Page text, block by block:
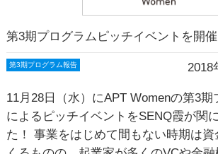
第3期プログラムピッチイベントを開催
第3期プログラム報告 2018
11月28日（水）にAPT Womenの第3
によるピッチイベントをSENQ霞が関
た！ 事業をはじめて間もない時期は